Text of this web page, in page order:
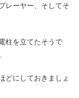
レーヤー、そしてそ
柱を立てたそうで
どにしておきましょ